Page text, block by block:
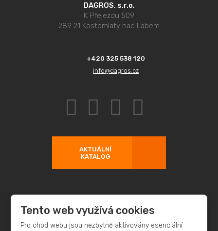
DAGROS, s.r.o.
K Přejezdu 509
289 21 Kostomlaty nad Labem
+420 325 538 120
info@dagros.cz
AKTUÁLNÍ
KATALOG
© 2026 DAGROS, s.r.o. - všechna práva vyhrazena
VytvořilaeBRÁNA
Tento web využívá cookies
Pro chod webu jsou nezbytně aktivovány esenciální